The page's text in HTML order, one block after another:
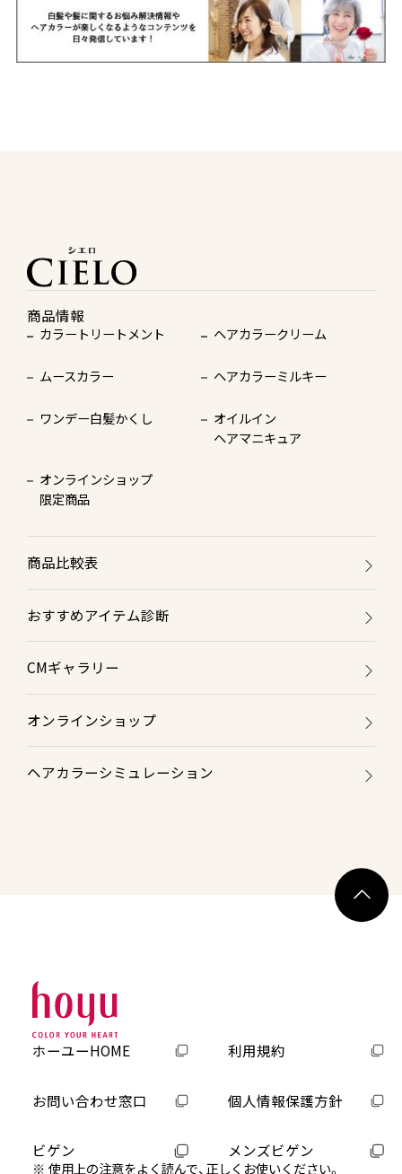
商品情報
カラートリートメント ヘアカラークリーム
ムースカラー ヘアカラーミルキー
ワンデー白髪かくし
オイルイン
ヘアマニキュア
オンラインショップ
限定商品
商品比較表
おすすめアイテム診断
CMギャラリー
オンラインショップ
ヘアカラーシミュレーション
ホーユーHOME 利用規約
お問い合わせ窓口 個人情報保護方針
ビゲン メンズビゲン
使用上の注意をよく読んで、正しくお使いください。